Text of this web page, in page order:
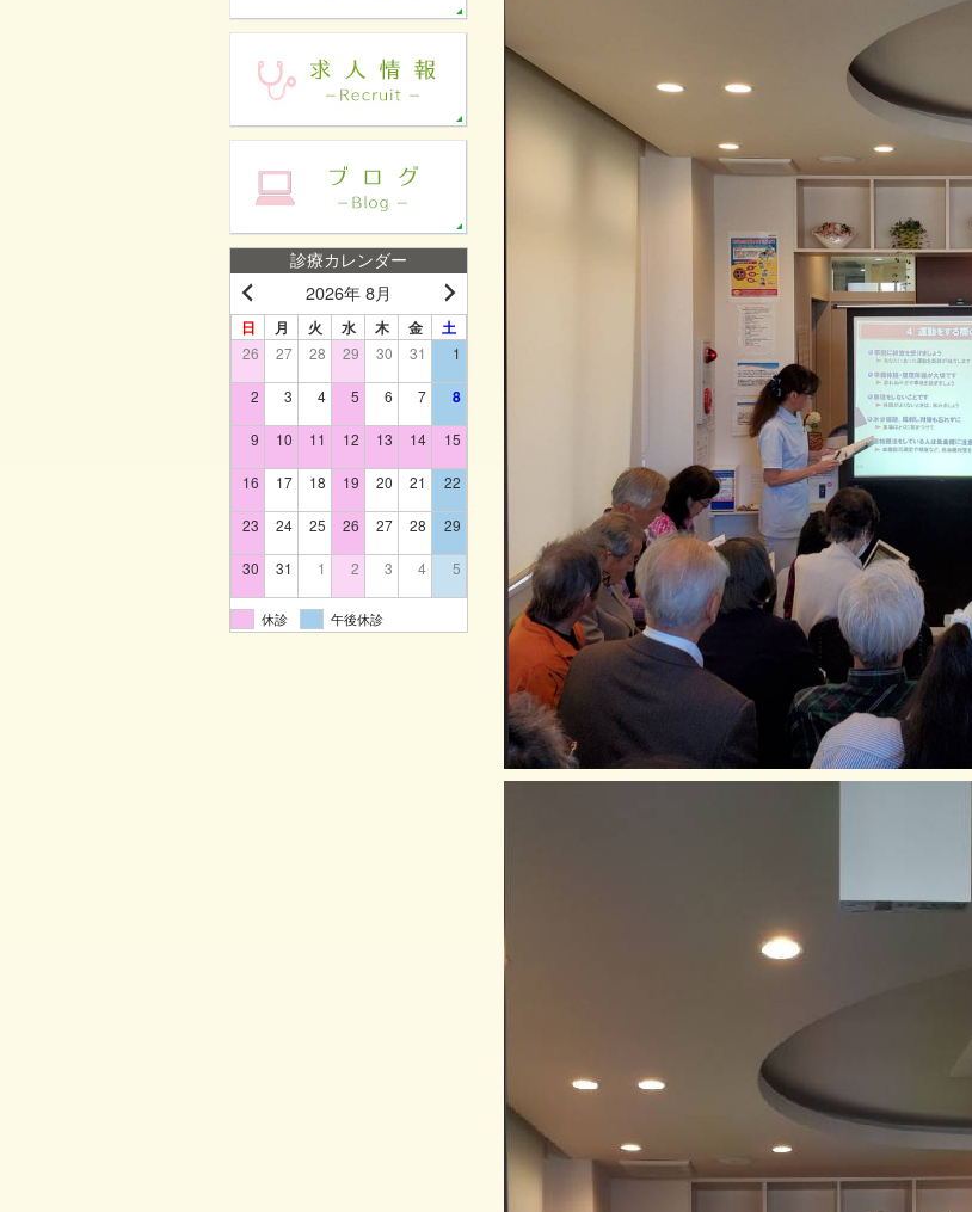
診療カレンダー
2026年 8月
日 月 火 水 木 金 土
26 27 28 29 30 31 1
2 3 4 5 6 7 8
9 10 11 12 13 14 15
16 17 18 19 20 21 22
23 24 25 26 27 28 29
30 31 1 2 3 4 5
休診 午後休診